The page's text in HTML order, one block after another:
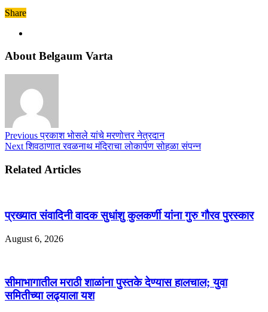
Share
About Belgaum Varta
Previousप्रकाश भोसले यांचे मरणोत्तर नेत्रदान
Nextशिवठाणात रवळनाथ मंदिराचा लोकार्पण सोहळा संपन्न
Related Articles
प्रख्यात संवादिनी वादक सुधांशु कुलकर्णी यांना गुरु गौरव पुरस्कार
August 6, 2026
सीमाभागातील मराठी शाळांना पुस्तके देण्यास हालचाल; युवा
समितीच्या लढ्याला यश